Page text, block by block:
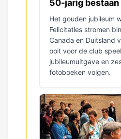
50-jarig bestaan
Het gouden jubileum
Felicitaties stromen
Canada en Duitsland
ooit voor de club
jubileumuitgave en
fotoboeken volgen.